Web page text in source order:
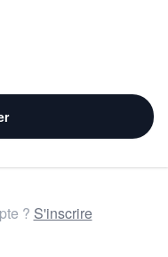
? S'inscrire